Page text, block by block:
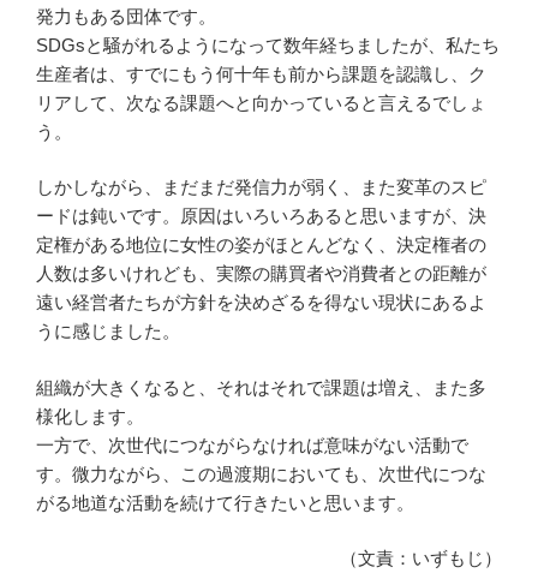
発力もある団体です。
SDGsと騒がれるようになって数年経ちましたが、私たち
生産者は、すでにもう何十年も前から課題を認識し、ク
リアして、次なる課題へと向かっていると言えるでしょ
う。
しかしながら、まだまだ発信力が弱く、また変革のスピ
ードは鈍いです。原因はいろいろあると思いますが、決
定権がある地位に女性の姿がほとんどなく、決定権者の
人数は多いけれども、実際の購買者や消費者との距離が
遠い経営者たちが方針を決めざるを得ない現状にあるよ
うに感じました。
組織が大きくなると、それはそれで課題は増え、また多
様化します。
一方で、次世代につながらなければ意味がない活動で
す。微力ながら、この過渡期においても、次世代につな
がる地道な活動を続けて行きたいと思います。
（文責：いずもじ）